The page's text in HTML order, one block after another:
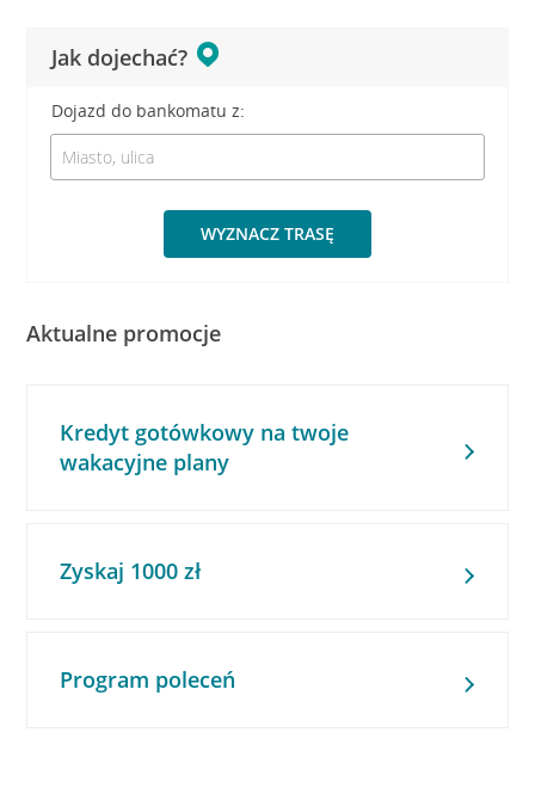
Jak dojechać?
Dojazd do bankomatu z:
WYZNACZ TRASĘ
Aktualne promocje
Kredyt gotówkowy na twoje
wakacyjne plany
Zyskaj 1000 zł
Program poleceń